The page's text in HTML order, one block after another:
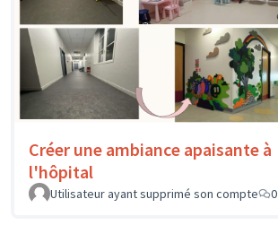
Créer une ambiance apaisante à
l'hôpital
Utilisateur ayant supprimé son compte
0